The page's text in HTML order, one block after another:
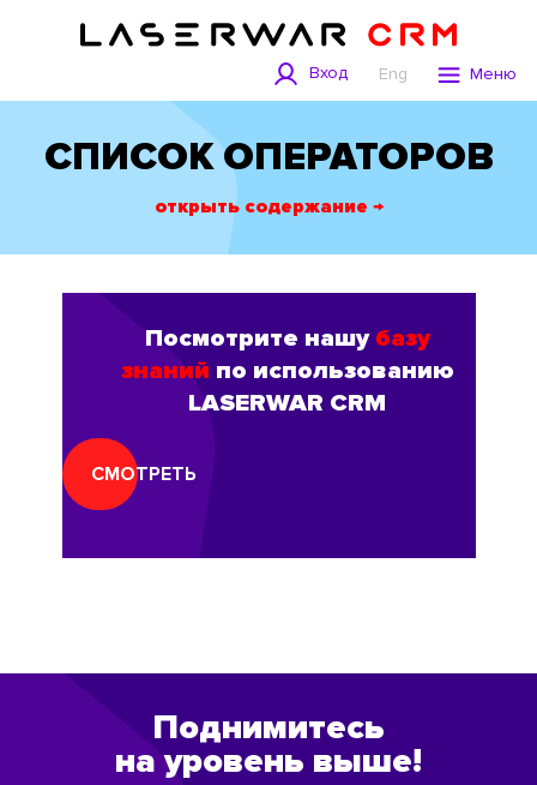
Вход Eng Меню
СПИСОК ОПЕРАТОРОВ
открыть содержание →
Посмотрите нашу базу
знаний по использованию
LASERWAR CRM
СМОТРЕТЬ
Поднимитесь
на уровень выше!